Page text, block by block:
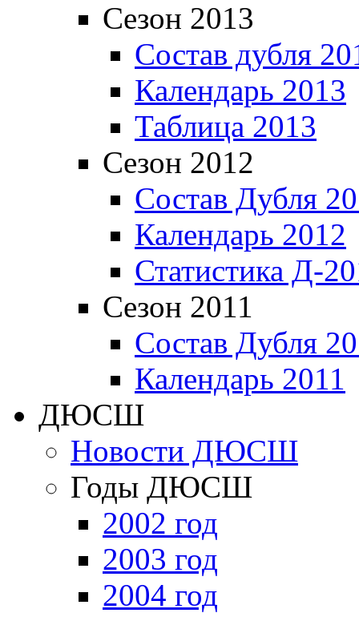
Сезон 2013
Состав дубля
Календарь 2013
Таблица 2013
Сезон 2012
Состав Дубля
Календарь 2012
Статистика Д-
Сезон 2011
Состав Дубля
Календарь 2011
ДЮСШ
Новости ДЮСШ
Годы ДЮСШ
2002 год
2003 год
2004 год